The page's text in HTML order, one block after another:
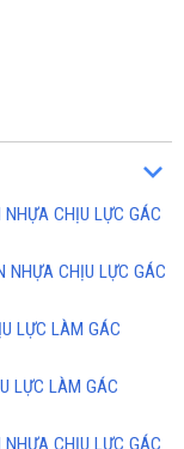
CHỊU LỰC GÁC
NHỰA CHỊU LỰC GÁC
LỰC LÀM GÁC
LỰC LÀM GÁC
CHỊU LỰC GÁC